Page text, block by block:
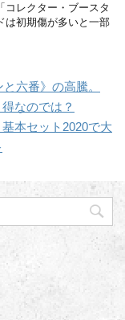
コレクター・ブースタ
は初期傷が多いと一部
六番》の高騰。
なのでは？
本セット2020で大